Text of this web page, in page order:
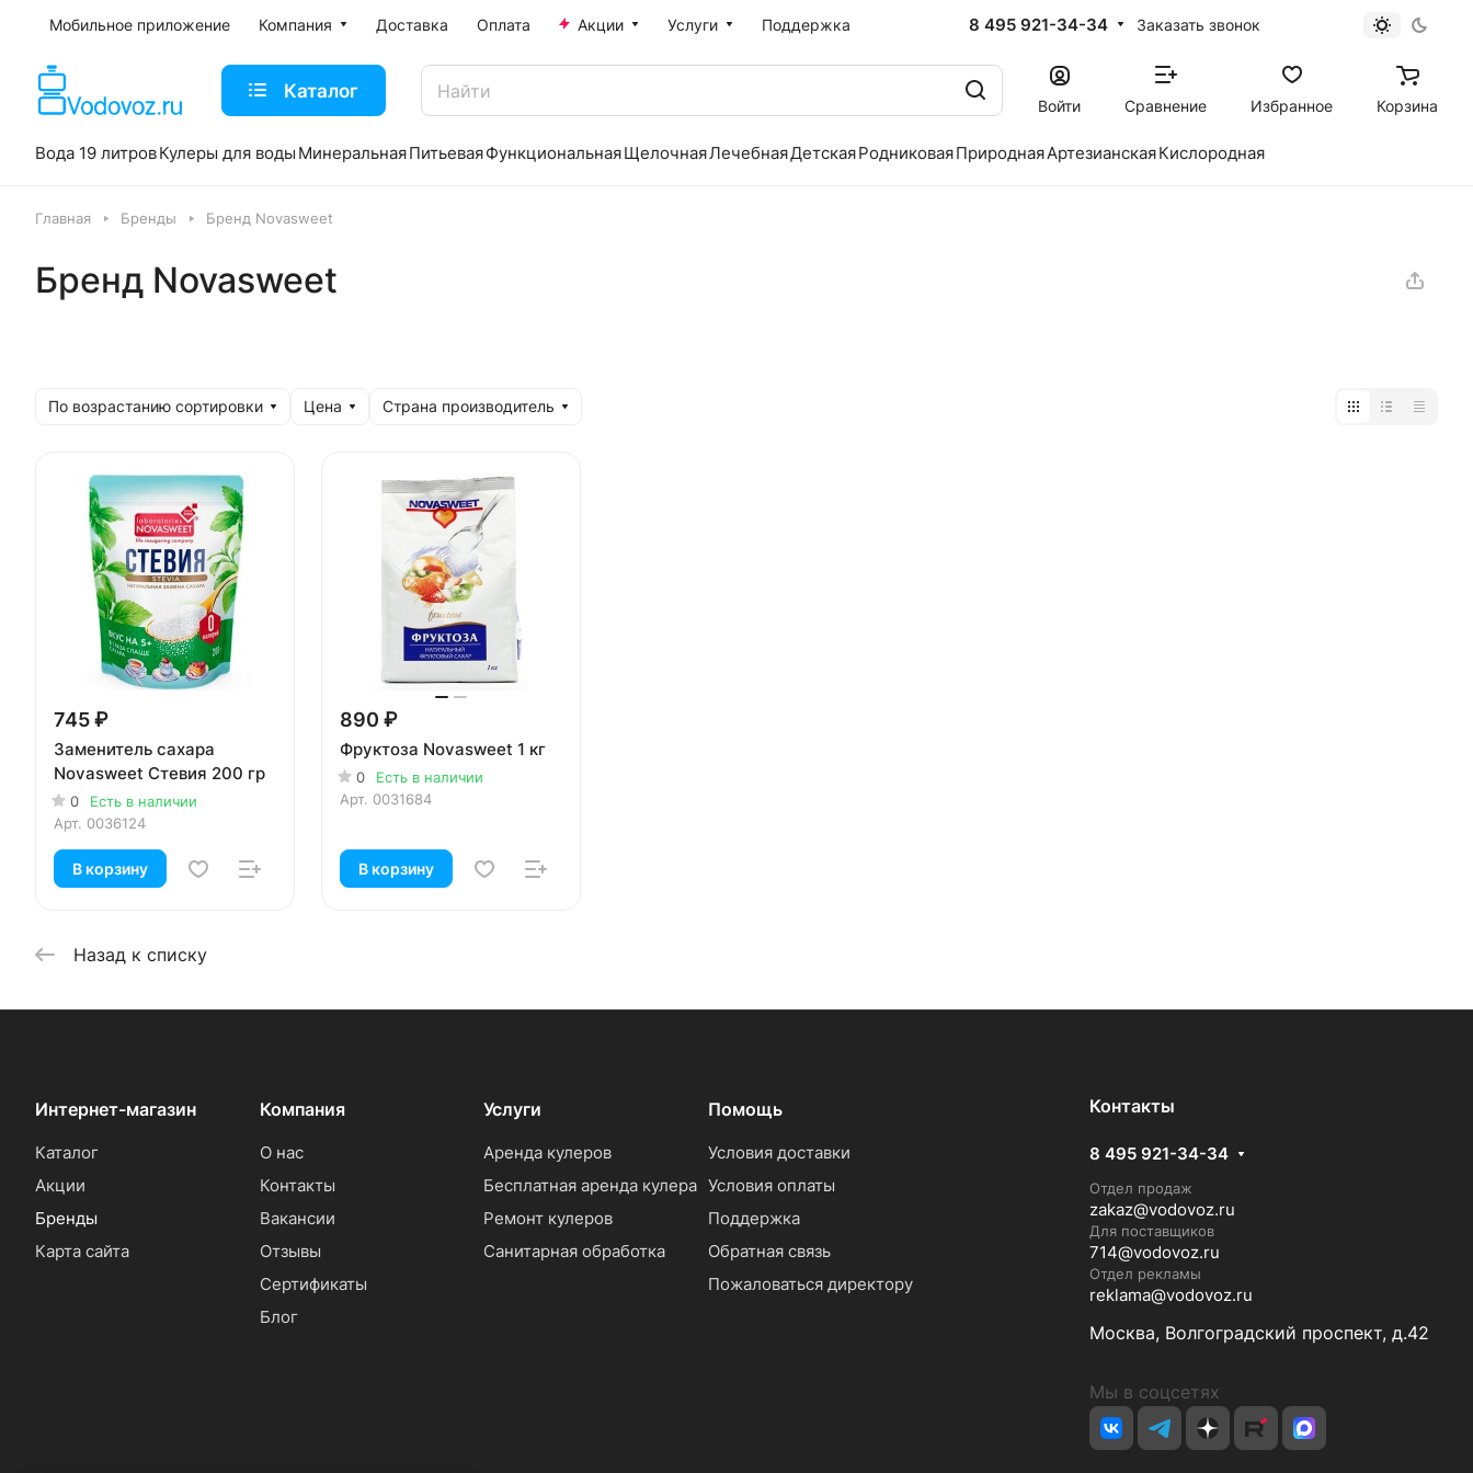
Мобильное приложение Компания Доставка Оплата Акции Услуги Поддержка 8 495 921-34-34 Заказать звонок
Каталог
Войти Сравнение Избранное Корзина
Вода 19 литровКулеры для воды МинеральнаяПитьеваяФункциональнаяЩелочнаяЛечебнаяДетскаяРодниковаяПрироднаяАртезианскаяКислородная
Главная Бренды Бренд Novasweet
Бренд Novasweet
По возрастанию сортировки Цена Страна производитель
745 ₽
Заменитель сахара
Novasweet Стевия 200 гр
0
Есть в наличии
Арт. 0036124
В корзину
890 ₽
Фруктоза Novasweet 1 кг
0
Есть в наличии
Арт. 0031684
В корзину
Назад к списку
Интернет-магазин
Каталог
Акции
Бренды
Карта сайта
Компания
О нас
Контакты
Вакансии
Отзывы
Сертификаты
Блог
Услуги
Аренда кулеров
Бесплатная аренда кулера
Ремонт кулеров
Санитарная обработка
Помощь
Условия доставки
Условия оплаты
Поддержка
Обратная связь
Пожаловаться директору
Контакты
8 495 921-34-34
Отдел продаж
zakaz@vodovoz.ru
Для поставщиков
714@vodovoz.ru
Отдел рекламы
reklama@vodovoz.ru
Москва, Волгоградский проспект, д.42
Мы в соцсетях